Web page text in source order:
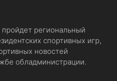
региональный
спортивных игр,
новостей
обладминистрации.